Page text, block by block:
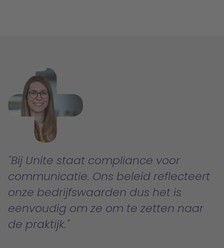
Bij Unite staat compliance voor
communicatie. Ons beleid reflecteert
onze bedrijfswaarden dus het is
eenvoudig om ze om te zetten naar
de praktijk.